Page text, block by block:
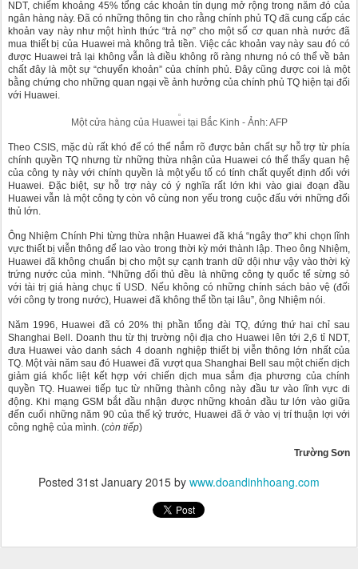
NDT, chiếm khoảng 45% tổng các khoản tín dụng mở rộng trong năm đó của
ngân hàng này. Đã có những thông tin cho rằng chính phủ TQ đã cung cấp các
khoản vay này như một hình thức “trả nợ” cho một số cơ quan nhà nước đã
mua thiết bị của Huawei mà không trả tiền. Việc các khoản vay này sau đó có
được Huawei trả lại không vẫn là điều không rõ ràng nhưng nó có thể về bản
chất đây là một sự “chuyển khoản” của chính phủ. Đây cũng được coi là một
bằng chứng cho những quan ngại về ảnh hưởng của chính phủ TQ hiện tại đối
với Huawei.
Một cửa hàng của Huawei tại Bắc Kinh - Ảnh: AFP
Theo CSIS, mặc dù rất khó để có thể nắm rõ được bản chất sự hỗ trợ từ phía
chính quyền TQ nhưng từ những thừa nhận của Huawei có thể thấy quan hệ
của công ty này với chính quyền là một yếu tố có tính chất quyết định đối với
Huawei. Đặc biệt, sự hỗ trợ này có ý nghĩa rất lớn khi vào giai đoạn đầu
Huawei vẫn là một công ty còn vô cùng non yếu trong cuộc đấu với những đối
thủ lớn.
Ông Nhiệm Chính Phi từng thừa nhận Huawei đã khá “ngây thơ” khi chọn lĩnh
vực thiết bị viễn thông để lao vào trong thời kỳ mới thành lập. Theo ông Nhiệm,
Huawei đã không chuẩn bị cho một sự cạnh tranh dữ dội như vậy vào thời kỳ
trứng nước của mình. “Những đối thủ đều là những công ty quốc tế sừng sỏ
với tài trị giá hàng chục tỉ USD. Nếu không có những chính sách bảo vệ (đối
với công ty trong nước), Huawei đã không thể tồn tại lâu”, ông Nhiệm nói.
Năm 1996, Huawei đã có 20% thị phần tổng đài TQ, đứng thứ hai chỉ sau
Shanghai Bell. Doanh thu từ thị trường nội địa cho Huawei lên tới 2,6 tỉ NDT,
đưa Huawei vào danh sách 4 doanh nghiệp thiết bị viễn thông lớn nhất của
TQ. Một vài năm sau đó Huawei đã vượt qua Shanghai Bell sau một chiến dịch
giảm giá khốc liệt kết hợp với chiến dịch mua sắm địa phương của chính
quyền TQ. Huawei tiếp tục từ những thành công này đầu tư vào lĩnh vực di
động. Khi mạng GSM bắt đầu nhận được những khoản đầu tư lớn vào giữa
đến cuối những năm 90 của thế kỷ trước, Huawei đã ở vào vị trí thuận lợi với
công nghệ của mình. (còn tiếp)
Trường Sơn
Posted 31st January 2015 by www.doandinhhoang.com